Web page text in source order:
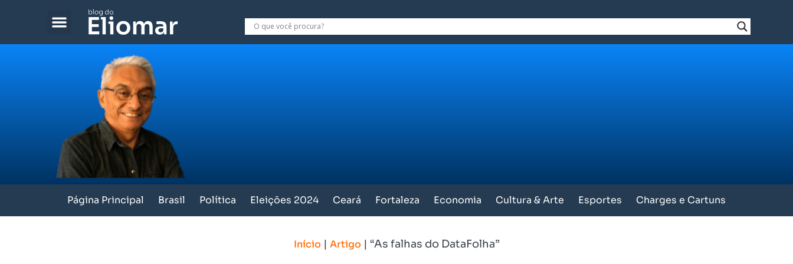
Página Principal Brasil Política Eleições 2024 Ceará Fortaleza Economia Cultura & Arte Esportes Charges e Cartuns
Início | Artigo | “As falhas do DataFolha”